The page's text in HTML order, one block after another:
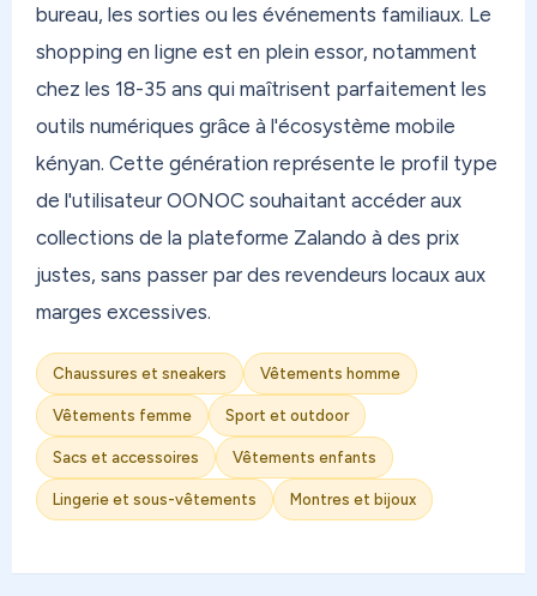
bureau, les sorties ou les événements familiaux. Le
shopping en ligne est en plein essor, notamment
chez les 18-35 ans qui maîtrisent parfaitement les
outils numériques grâce à l'écosystème mobile
kényan. Cette génération représente le profil type
de l'utilisateur OONOC souhaitant accéder aux
collections de la plateforme Zalando à des prix
justes, sans passer par des revendeurs locaux aux
marges excessives.
Chaussures et sneakers Vêtements homme
Vêtements femme Sport et outdoor
Sacs et accessoires Vêtements enfants
Lingerie et sous-vêtements Montres et bijoux